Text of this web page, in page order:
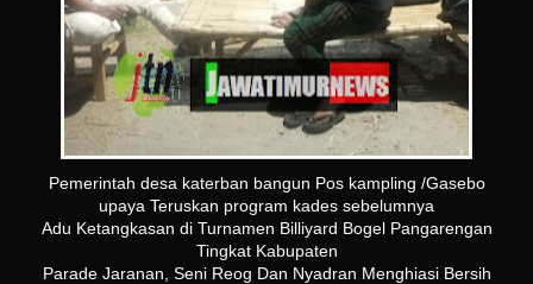
Pemerintah desa katerban bangun Pos kampling /Gasebo
upaya Teruskan program kades sebelumnya
Adu Ketangkasan di Turnamen Billiyard Bogel Pangarengan
Tingkat Kabupaten
Parade Jaranan, Seni Reog Dan Nyadran Menghiasi Bersih